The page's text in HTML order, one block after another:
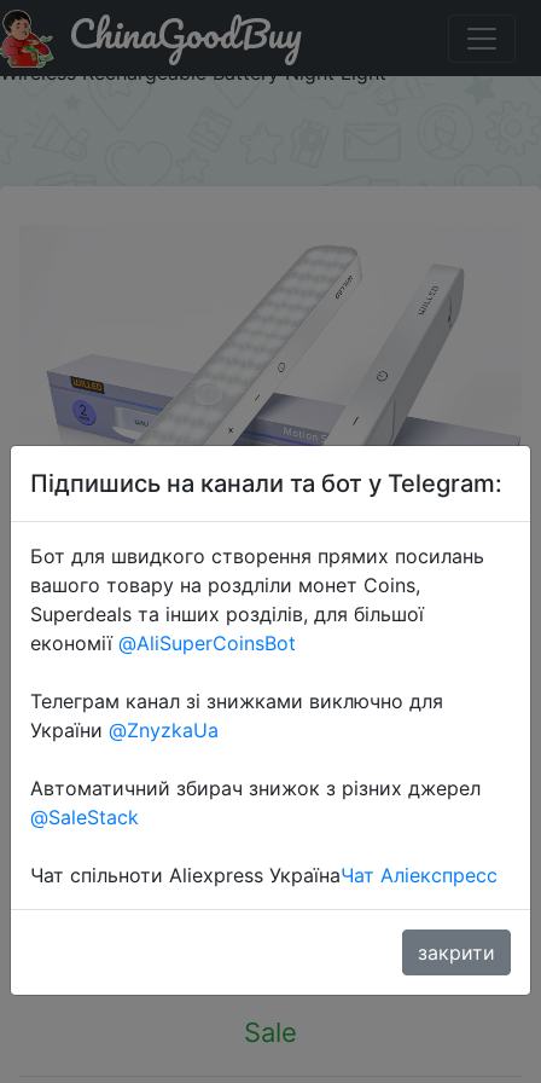
Придбати по знижці WILLED 2 Pack Motion Sensor
Cabinet Light Battery Display 60 LED Touch Light Bar
Wireless Rechargeable Battery Night Light
ChinaGoodBuy
2023-09-11
WILLED 2 Pack Motion Sensor
Cabinet Light Battery Display 60
LED Touch Light Bar Wireless
Sale
Підпишись на канали та бот у Telegram:
Бот для швидкого створення прямих посилань
вашого товару на роздліли монет Coins,
Superdeals та інших розділів, для більшої
економії @AliSuperCoinsBot
Телеграм канал зі знижками виключно для
України @ZnyzkaUa
Автоматичний збирач знижок з різних джерел
@SaleStack
Чат спільноти Aliexpress УкраїнаЧат Аліекспресс
закрити